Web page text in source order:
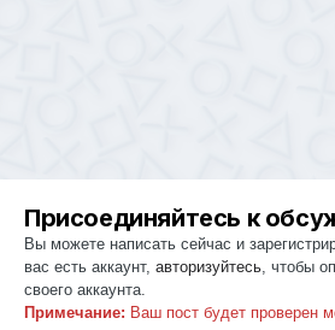
Присоединяйтесь к
Вы можете написать сейчас и
вас есть аккаунт, авторизуйтесь , чтобы
своего аккаунта.
Примечание: Ваш пост будет проверен